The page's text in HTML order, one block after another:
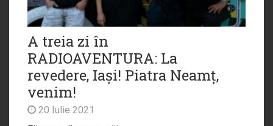
A treia zi în
RADIOAVENTURA: La
revedere, Iași! Piatra Neamț,
venim!
20 Iulie 2021